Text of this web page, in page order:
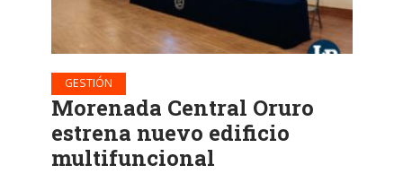
GESTIÓN
Morenada Central Oruro
estrena nuevo edificio
multifuncional